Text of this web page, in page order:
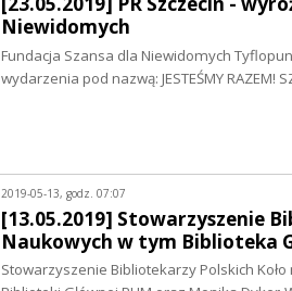
Niewidomych
Fundacja Szansa dla Niewidomych
wydarzenia pod nazwą: JESTEŚMY RAZEM!
2019-05-13, godz. 07:07
[13.05.2019] Stowarzyszenie
Naukowych w tym Biblioteka
Stowarzyszenie Bibliotekarzy Polskich